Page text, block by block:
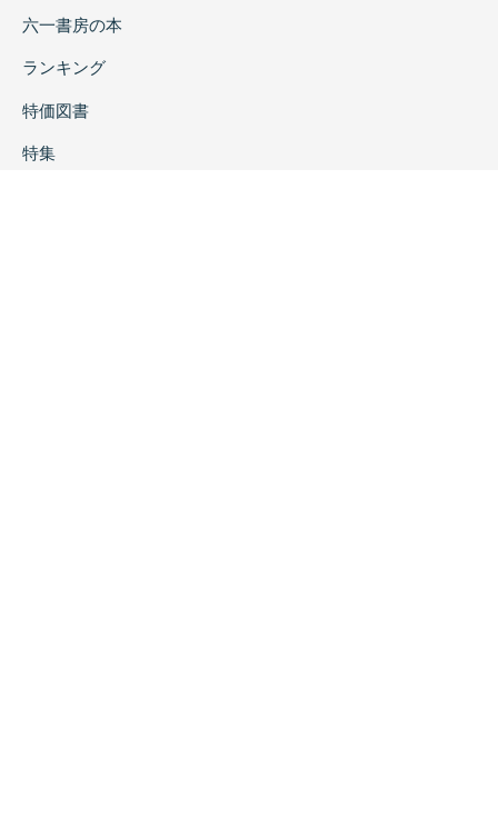
六一書房の本
ランキング
特価図書
特集